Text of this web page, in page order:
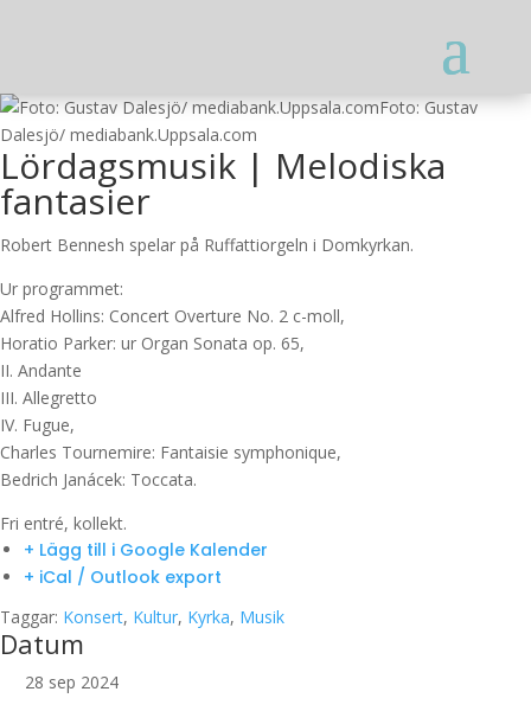
Foto: Gustav
Dalesjö/ mediabank.Uppsala.com
Lördagsmusik | Melodiska
fantasier
Robert Bennesh spelar på Ruffattiorgeln i Domkyrkan.
Ur programmet:
Alfred Hollins: Concert Overture No. 2 c-moll,
Horatio Parker: ur Organ Sonata op. 65,
II. Andante
III. Allegretto
IV. Fugue,
Charles Tournemire: Fantaisie symphonique,
Bedrich Janácek: Toccata.
Fri entré, kollekt.
+ Lägg till i Google Kalender
+ iCal / Outlook export
Taggar: Konsert, Kultur, Kyrka, Musik
Datum
28 sep 2024